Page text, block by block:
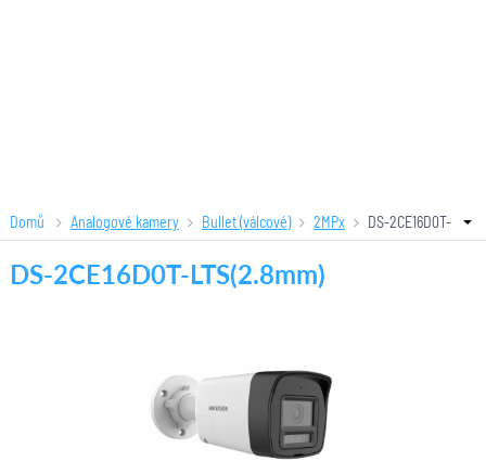
Domů Analogové kamery Bullet (válcové) 2MPx DS-2CE16D0T-
DS-2CE16D0T-LTS(2.8mm)